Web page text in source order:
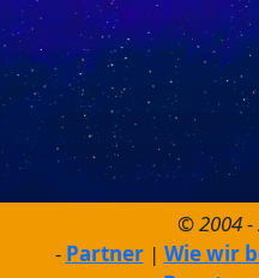
© 2004 -
Partner
Wie wir